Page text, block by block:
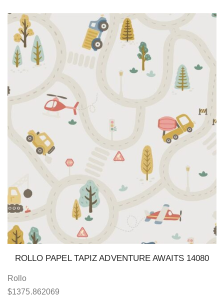
ROLLO PAPEL TAPIZ ADVENTURE AWAITS 14080
Rollo
$1375.862069